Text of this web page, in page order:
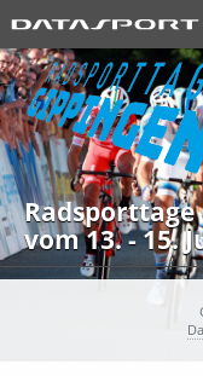
Radsporttage
vom 13. - 15.